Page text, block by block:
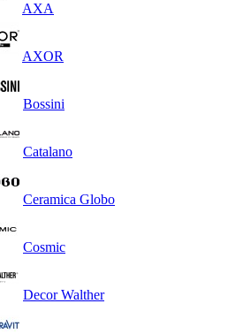
AXA
AXOR
Bossini
Catalano
Ceramica Globo
Cosmic
Decor Walther